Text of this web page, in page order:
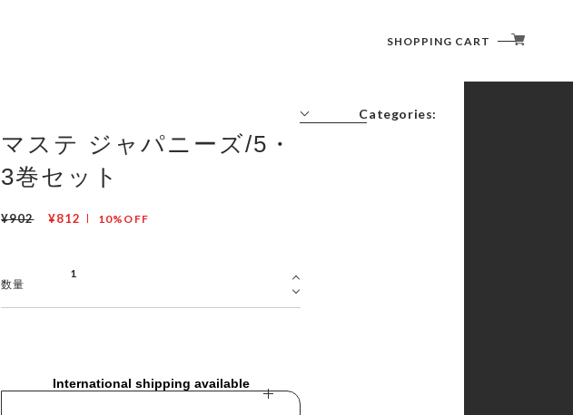
SHOPPING CART
Categories:
マステ ジャパニーズ/5・
3巻セット
¥902 ¥812 10%OFF
数量
International shipping available